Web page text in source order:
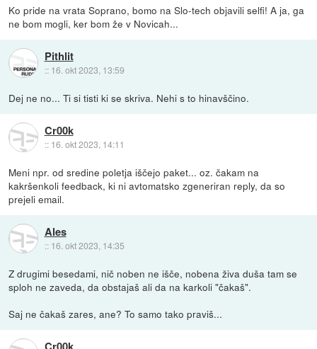
Ko pride na vrata Soprano, bomo na Slo-tech objavili selfi! A ja, ga
ne bom mogli, ker bom že v Novicah...
Pithlit
:: 16. okt 2023, 13:59
Dej ne no... Ti si tisti ki se skriva. Nehi s to hinavščino.
Cr00k
:: 16. okt 2023, 14:11
Meni npr. od sredine poletja iščejo paket... oz. čakam na
kakršenkoli feedback, ki ni avtomatsko zgeneriran reply, da so
prejeli email.
Ales
:: 16. okt 2023, 14:35
Z drugimi besedami, nič noben ne išče, nobena živa duša tam se
sploh ne zaveda, da obstajaš ali da na karkoli "čakaš".
Saj ne čakaš zares, ane? To samo tako praviš...